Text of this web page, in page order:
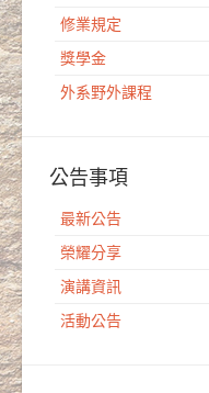
修業規定
獎學金
外系野外課程
公告事項
最新公告
榮耀分享
演講資訊
活動公告